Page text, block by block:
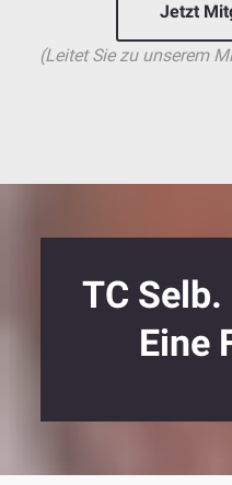
Jetzt
(Leitet Sie zu unserem
TC
Eine